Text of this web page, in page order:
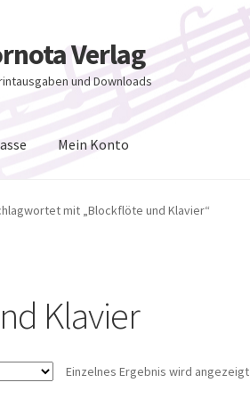
Verlag
und Downloads
Mein Konto
mit „Blockflöte und Klavier“
Klavier
Einzelnes Ergebnis wird angezeigt